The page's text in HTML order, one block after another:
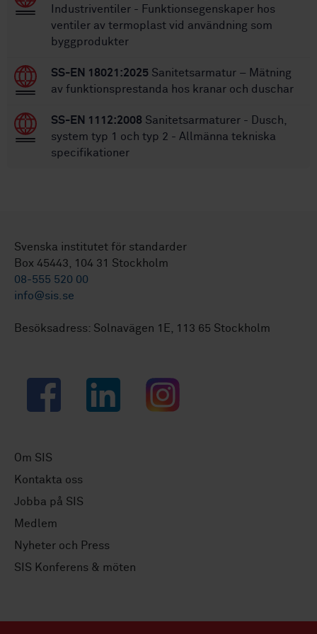
Industriventiler - Funktionsegenskaper hos
ventiler av termoplast vid användning som
byggprodukter
SS-EN 18021:2025 Sanitetsarmatur – Mätning
av funktionsprestanda hos kranar och duschar
SS-EN 1112:2008 Sanitetsarmaturer - Dusch,
system typ 1 och typ 2 - Allmänna tekniska
specifikationer
Svenska institutet för standarder
Box 45443, 104 31 Stockholm
08-555 520 00
info@sis.se
Besöksadress: Solnavägen 1E, 113 65 Stockholm
Facebook LinkedIn Instagram
Om SIS
Kontakta oss
Jobba på SIS
Medlem
Nyheter och Press
SIS Konferens & möten